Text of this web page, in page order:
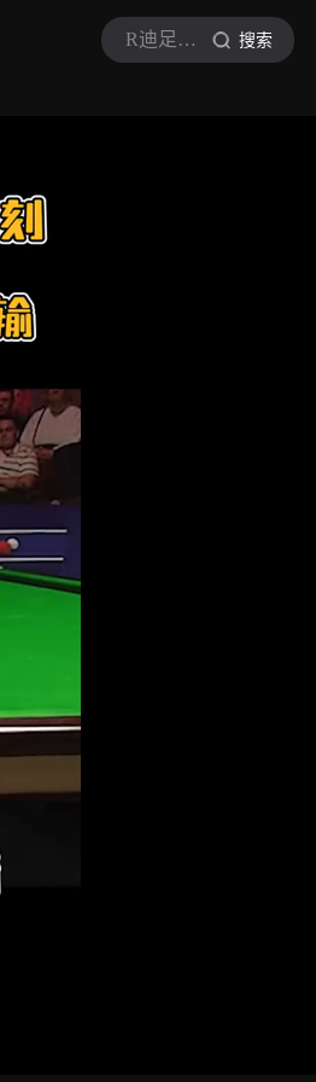
R迪足球丢了 搜索